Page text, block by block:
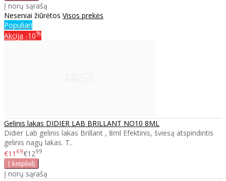
Į norų sąrašą
Neseniai žiūrėtos Visos prekės
Populiari
Akcija -10%
Gelinis lakas DIDIER LAB BRILLANT NO10 8ML
Didier Lab gelinis lakas Brillant , 8ml Efektinis, šviesą atspindintis
gelinis nagų lakas. T..
€11 69€1299
Į norų sąrašą